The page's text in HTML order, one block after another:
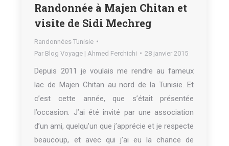
Randonnée à Majen Chitan et
visite de Sidi Mechreg
Randonnées Tunisie
Par Blog Voyage | Ahmed Ferchichi 28 janvier 2015
Depuis 2011 je voulais me rendre au fameux
lac de Majen Chitan au nord de la Tunisie. Et
c’est cette année, que s’était présentée
l’occasion. J’ai été invité par une association
d’un ami, quelqu’un que j’apprécie et je respecte
beaucoup, et avec qui j’ai eu la chance de